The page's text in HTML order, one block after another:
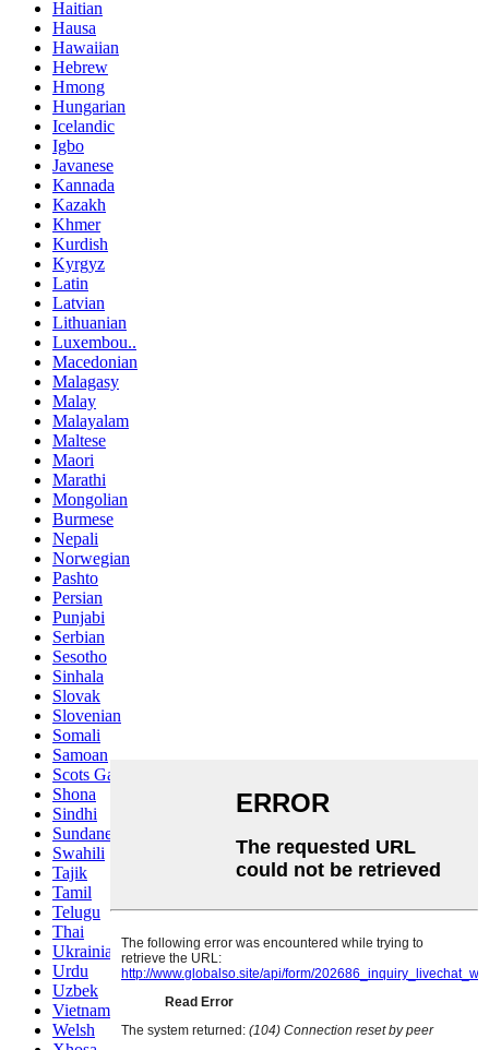
Haitian
Hausa
Hawaiian
Hebrew
Hmong
Hungarian
Icelandic
Igbo
Javanese
Kannada
Kazakh
Khmer
Kurdish
Kyrgyz
Latin
Latvian
Lithuanian
Luxembou..
Macedonian
Malagasy
Malay
Malayalam
Maltese
Maori
Marathi
Mongolian
Burmese
Nepali
Norwegian
Pashto
Persian
Punjabi
Serbian
Sesotho
Sinhala
Slovak
Slovenian
Somali
Samoan
Scots Gaelic
Shona
Sindhi
Sundanese
Swahili
Tajik
Tamil
Telugu
Thai
Ukrainian
Urdu
Uzbek
Vietnamese
Welsh